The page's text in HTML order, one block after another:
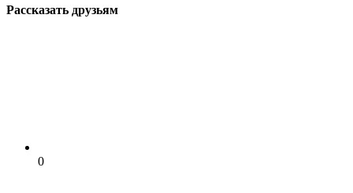
Рассказать друзьям
0